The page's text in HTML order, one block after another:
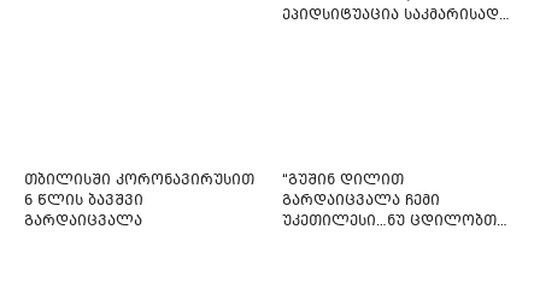
ეპიდსიტუაცია საკმარისად
თბილისში კორონავირუსით
6 წლის ბავშვი
გარდაიცვალა
“გუშინ დილით
გარდაიცვალა ჩემი
უკეთილესი…ნუ ცდილობთ